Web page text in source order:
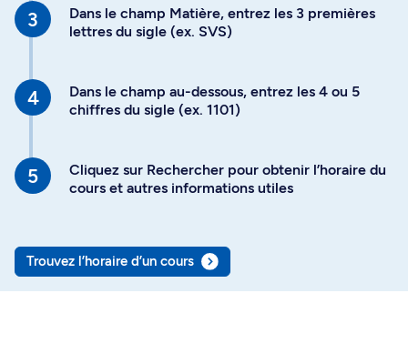
Dans le champ Matière, entrez les 3 premières
lettres du sigle (ex. SVS)
Dans le champ au-dessous, entrez les 4 ou 5
chiffres du sigle (ex. 1101)
Cliquez sur Rechercher pour obtenir l’horaire du
cours et autres informations utiles
Trouvez l’horaire d’un cours